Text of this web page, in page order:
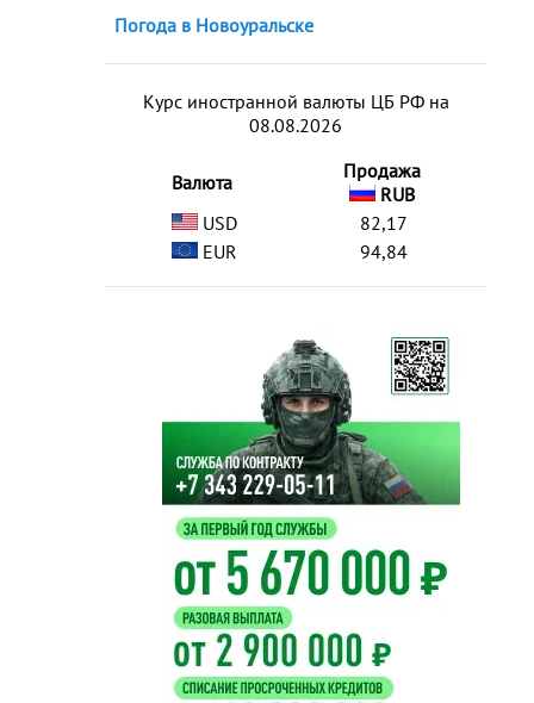
Погода в Новоуральске
Курс иностранной валюты ЦБ РФ на
08.08.2026
Валюта
Продажа
RUB
USD
82,17
EUR
94,84